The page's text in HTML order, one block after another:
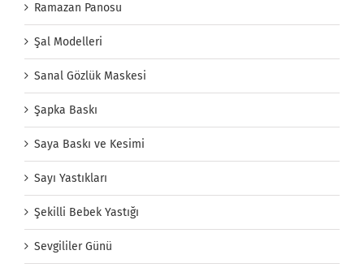
Ramazan Panosu
Şal Modelleri
Sanal Gözlük Maskesi
Şapka Baskı
Saya Baskı ve Kesimi
Sayı Yastıkları
Şekilli Bebek Yastığı
Sevgililer Günü